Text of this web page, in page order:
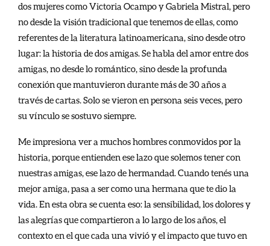
dos mujeres como Victoria Ocampo y Gabriela Mistral, pero
no desde la visión tradicional que tenemos de ellas, como
referentes de la literatura latinoamericana, sino desde otro
lugar: la historia de dos amigas. Se habla del amor entre dos
amigas, no desde lo romántico, sino desde la profunda
conexión que mantuvieron durante más de 30 años a
través de cartas. Solo se vieron en persona seis veces, pero
su vínculo se sostuvo siempre.
Me impresiona ver a muchos hombres conmovidos por la
historia, porque entienden ese lazo que solemos tener con
nuestras amigas, ese lazo de hermandad. Cuando tenés una
mejor amiga, pasa a ser como una hermana que te dio la
vida. En esta obra se cuenta eso: la sensibilidad, los dolores y
las alegrías que compartieron a lo largo de los años, el
contexto en el que cada una vivió y el impacto que tuvo en